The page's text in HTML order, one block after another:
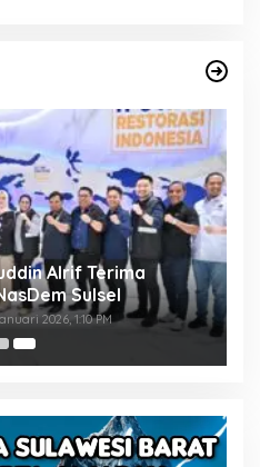
Alrif Terima
Sulsel
2026, 1:10 PM